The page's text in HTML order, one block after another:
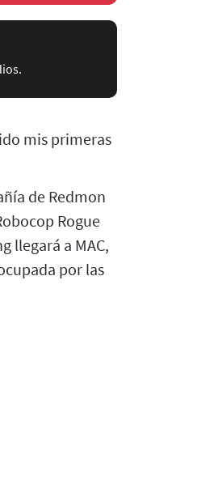
mis primeras
de Redmon
Rogue
llegará a MAC,
por las